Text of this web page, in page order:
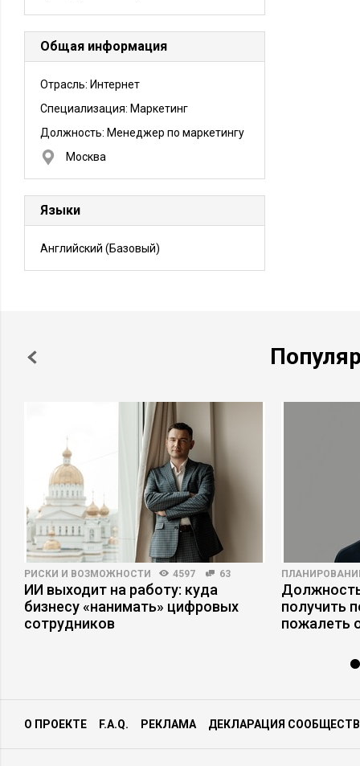
Общая информация
Отрасль: Интернет
Специализация: Маркетинг
Должность: Менеджер по маркетингу
Москва
Языки
Английский (Базовый)
РИСКИ И ВОЗМОЖНОСТИ 4597 63
ИИ выходит на работу: куда
бизнесу «нанимать» цифровых
сотрудников
получить
пожалеть
О ПРОЕКТЕ F.A.Q. РЕКЛАМА ДЕКЛАРАЦИЯ